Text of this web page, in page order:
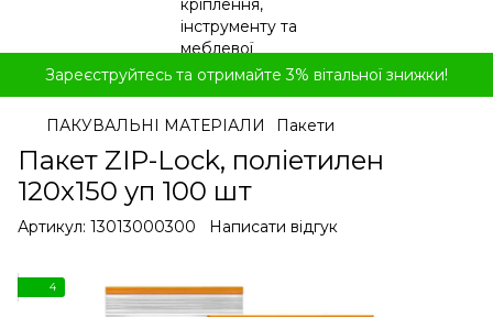
Зареєструйтесь та отримайте 3% вітальної знижки!
ПАКУВАЛЬНІ МАТЕРІАЛИ Пакети
Пакет ZIP-Lock, поліетилен
120x150 уп 100 шт
Артикул: 13013000300 Написати відгук
4